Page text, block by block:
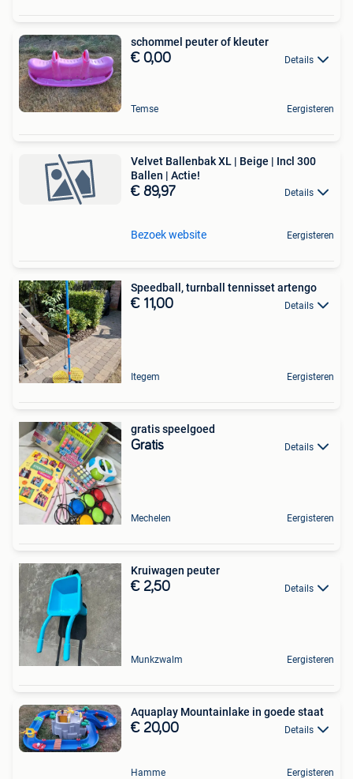
schommel peuter of kleuter
€ 0,00 Details
Temse Eergisteren
Velvet Ballenbak XL | Beige | Incl 300
Ballen | Actie!
€ 89,97 Details
Bezoek website Eergisteren
Speedball, turnball tennisset artengo
€ 11,00 Details
Itegem Eergisteren
gratis speelgoed
Gratis Details
Mechelen Eergisteren
Kruiwagen peuter
€ 2,50 Details
Munkzwalm Eergisteren
Aquaplay Mountainlake in goede staat
€ 20,00 Details
Hamme Eergisteren